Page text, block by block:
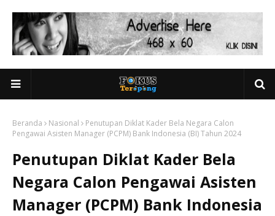
Beranda Nasional
Penutupan Diklat Kader Bela Negara Calon
Pengawai Asisten Manager (PCPM) Bank Indonesia (BI) Tahun 2024
Penutupan Diklat Kader Bela
Negara Calon Pengawai Asisten
Manager (PCPM) Bank Indonesia